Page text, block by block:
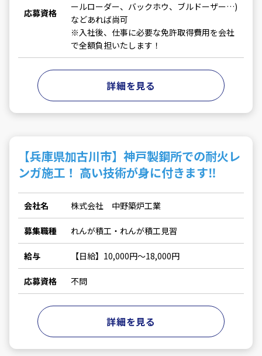
応募資格
ールローダー、バックホウ、ブルドーザー…)
などあれば尚可
※入社後、仕事に必要な免許取得費用を会社
で全額負担いたします！
詳細を見る
【兵庫県加古川市】神戸製鋼所での耐火レ
ンガ施工！ 高い技術が身に付きます‼
会社名 株式会社 中野築炉工業
募集職種 れんが積工・れんが積工見習
給与 【日給】10,000円～18,000円
応募資格 不問
詳細を見る